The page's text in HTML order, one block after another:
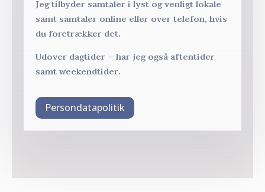
Jeg tilbyder samtaler i lyst og venligt lokale
samt samtaler online eller over telefon, hvis
du foretrækker det.
Udover dagtider – har jeg også aftentider
samt weekendtider.
Persondatapolitik